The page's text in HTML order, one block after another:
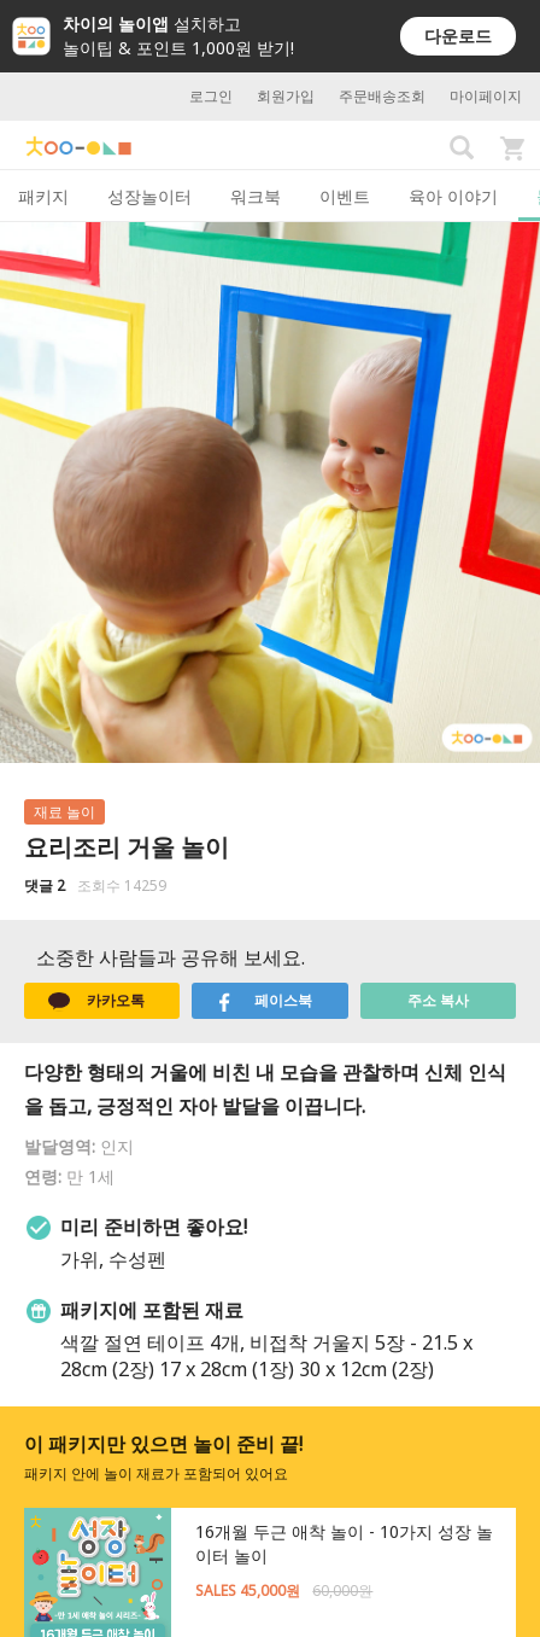
차이의 놀이앱 설치하고
놀이팁 & 포인트 1,000원 받기!
다운로드
로그인 회원가입 주문배송조회 마이페이지
패키지 성장놀이터 워크북 이벤트 육아 이야기
재료 놀이
요리조리 거울 놀이
댓글 2 조회수 14259
소중한 사람들과 공유해 보세요.
카카오톡 페이스북 주소 복사
다양한 형태의 거울에 비친 내 모습을 관찰하며 신체 인식
을 돕고, 긍정적인 자아 발달을 이끕니다.
발달영역: 인지
연령: 만 1세
미리 준비하면 좋아요!
가위, 수성펜
패키지에 포함된 재료
색깔 절연 테이프 4개, 비접착 거울지 5장 - 21.5 x
28cm (2장) 17 x 28cm (1장) 30 x 12cm (2장)
이 패키지만 있으면 놀이 준비 끝!
패키지 안에 놀이 재료가 포함되어 있어요
16개월 두근 애착 놀이 - 10가지 성장 놀
이터 놀이
SALES 45,000원 60,000원